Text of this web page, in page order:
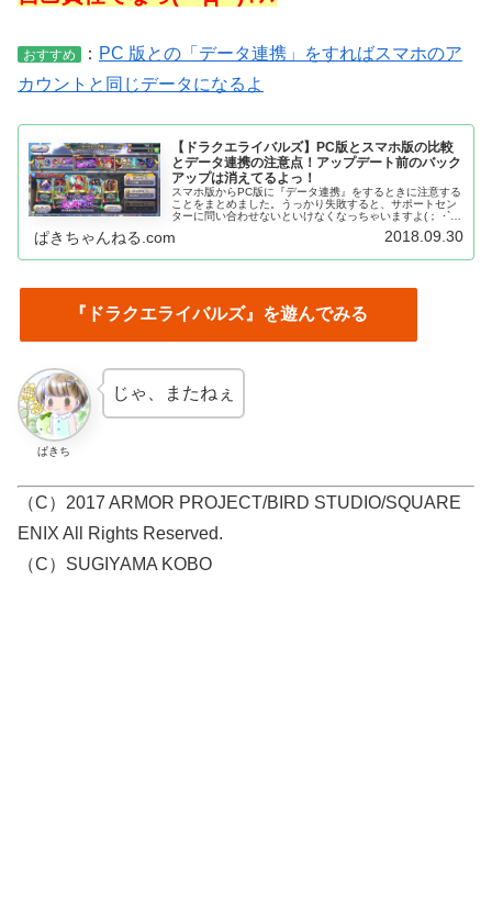
おすすめ ： PC 版との「データ連携」をすればスマホのア
カウントと同じデータになるよ
【ドラクエライバルズ】PC版とスマホ版の比較
とデータ連携の注意点！アップデート前のバック
アップは消えてるよっ！
スマホ版からPC版に『データ連携』をするときに注意する
ことをまとめました。うっかり失敗すると、サポートセン
ターに問い合わせないといけなくなっちゃいますよ(； ･`д･
ぱきちゃんねる.com 2018.09.30
『ドラクエライバルズ』を遊んでみる
ぱきち
じゃ、またねぇ
（C）2017 ARMOR PROJECT/BIRD STUDIO/SQUARE
ENIX All Rights Reserved.
（C）SUGIYAMA KOBO